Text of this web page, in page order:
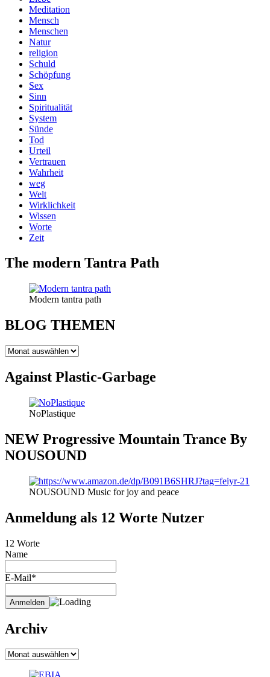
Meditation
Mensch
Menschen
Natur
religion
Schuld
Schöpfung
Sex
Sinn
Spiritualität
System
Sünde
Tod
Urteil
Vertrauen
Wahrheit
weg
Welt
Wirklichkeit
Wissen
Worte
Zeit
The modern Tantra Path
Modern tantra path
BLOG THEMEN
BLOG
Against Plastic-Garbage
NoPlastique
NEW Progressive Mountain Trance By
NOUSOUND
NOUSOUND Music for joy and peace
Anmeldung als 12 Worte Nutzer
12 Worte
Name
E-Mail*
Archiv
Archiv